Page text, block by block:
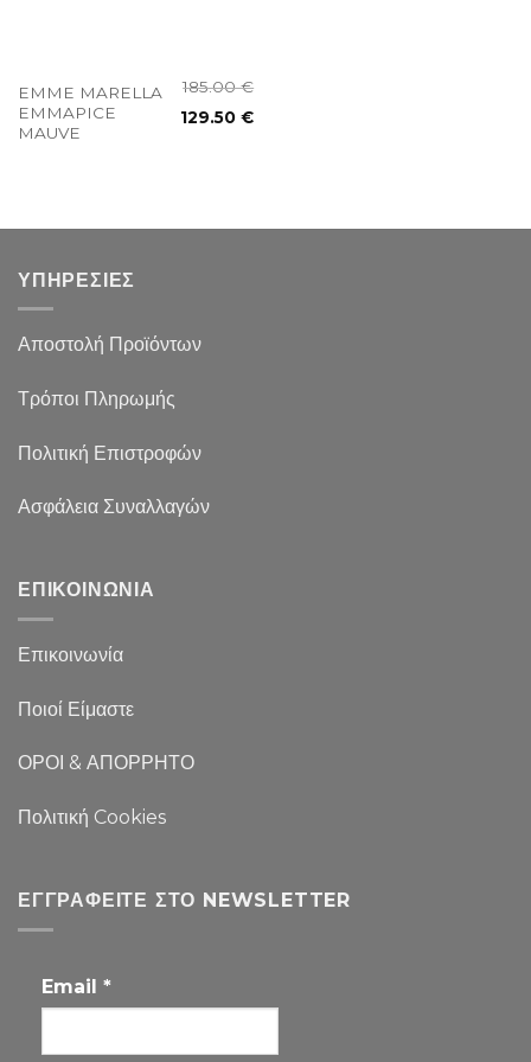
EMME MARELLA
EMMAPICE
MAUVE
185.00€
129.50€
ΥΠΗΡΕΣΙΕΣ
Αποστολή Προϊόντων
Τρόποι Πληρωμής
Πολιτική Επιστροφών
Ασφάλεια Συναλλαγών
ΕΠΙΚΟΙΝΩΝΙΑ
Επικοινωνία
Ποιοί Είμαστε
ΟΡΟΙ & ΑΠΟΡΡΗΤΟ
Πολιτική Cookies
ΕΓΓΡΑΦΕΊΤΕ ΣΤΟ NEWSLETTER
Email *